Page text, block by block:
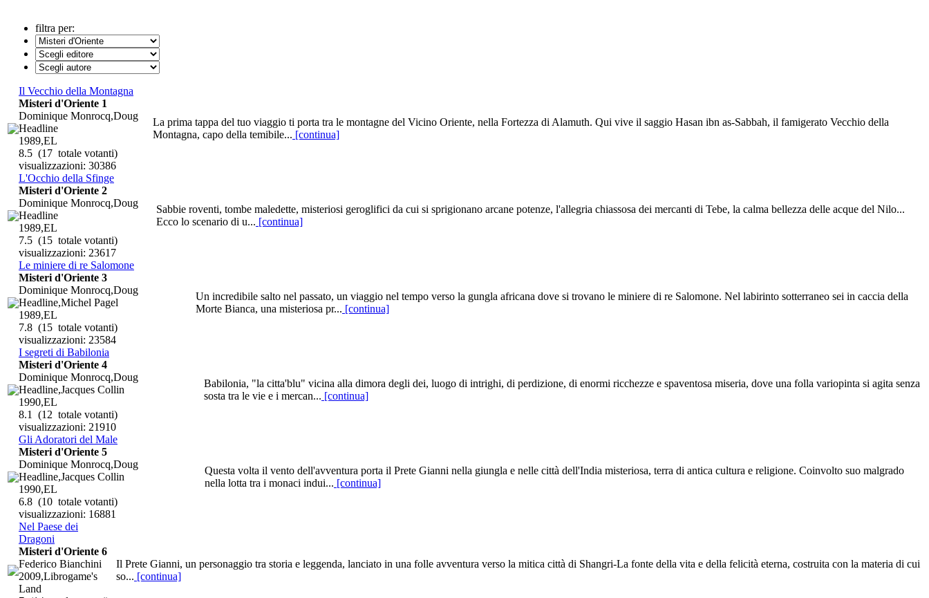
filtra per:
Il Vecchio della Montagna
La prima tappa del tuo viaggio ti porta tra le montagne del Vicino Oriente, nella Fortezza di Alamuth. Qui vive il saggio Hasan ibn as-Sabbah, il famigerato Vecchio della
Montagna, capo della temibile... [continua]
Misteri d'Oriente 1
Dominique Monrocq,Doug
Headline
1989,EL
8.5 (17 totale votanti)
visualizzazioni: 30386
L'Occhio della Sfinge
Sabbie roventi, tombe maledette, misteriosi geroglifici da cui si sprigionano arcane potenze, l'allegria chiassosa dei mercanti di Tebe, la calma bellezza delle acque del Nilo...
Ecco lo scenario di u... [continua]
Misteri d'Oriente 2
Dominique Monrocq,Doug
Headline
1989,EL
7.5 (15 totale votanti)
visualizzazioni: 23617
Le miniere di re Salomone
Un incredibile salto nel passato, un viaggio nel tempo verso la gungla africana dove si trovano le miniere di re Salomone. Nel labirinto sotterraneo sei in caccia della
Morte Bianca, una misteriosa pr... [continua]
Misteri d'Oriente 3
Dominique Monrocq,Doug
Headline,Michel Pagel
1989,EL
7.8 (15 totale votanti)
visualizzazioni: 23584
I segreti di Babilonia
Babilonia, "la citta'blu" vicina alla dimora degli dei, luogo di intrighi, di perdizione, di enormi ricchezze e spaventosa miseria, dove una folla variopinta si agita senza
sosta tra le vie e i mercan... [continua]
Misteri d'Oriente 4
Dominique Monrocq,Doug
Headline,Jacques Collin
1990,EL
8.1
(12 totale votanti)
visualizzazioni: 21910
Gli Adoratori del Male
Questa volta il vento dell'avventura porta il Prete Gianni nella giungla e nelle città dell'India misteriosa, terra di antica cultura e religione. Coinvolto suo malgrado
nella lotta tra i monaci indui... [continua]
Misteri d'Oriente 5
Dominique Monrocq,Doug
Headline,Jacques Collin
1990,EL
6.8 (10 totale votanti)
visualizzazioni: 16881
Nel Paese dei
Dragoni
Il Prete Gianni, un personaggio tra storia e leggenda, lanciato in una folle avventura verso la mitica città di Shangri-La fonte della vita e della felicità eterna, costruita con la materia di cui
so... [continua]
Misteri d'Oriente 6
Federico Bianchini
2009,Librogame's
Land